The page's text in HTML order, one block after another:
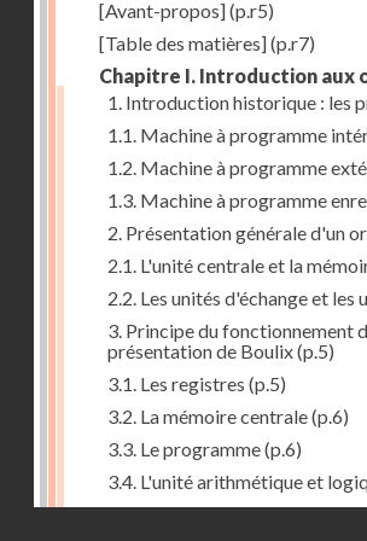
[Avant-propos](p.r5)
[Table des matières](p.r7)
Chapitre I. Introduction aux
1. Introduction historique : les
1.1. Machine à programme
1.2. Machine à programme
1.3. Machine à programme
2. Présentation générale d'un
2.1. L'unité centrale et la
2.2. Les unités d'échange et les
3. Principe du fonctionnement
présentation de Boulix(p.5)
3.1. Les registres (p.5)
3.2. La mémoire centrale(p.6)
3.3. Le programme(p.6)
3.4. L'unité arithmétique et
3.5. L'unité de contrôle(p.8)